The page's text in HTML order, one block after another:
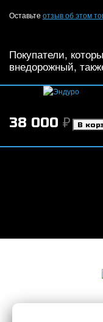
Оставьте отзыв об этом
Покупатели,
внедорожный,
38 000 ₽